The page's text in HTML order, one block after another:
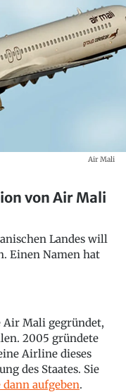
Air Mali
von Air Mali
Landes will
Einen Namen hat
Air Mali gegründet,
2005 gründete
Airline dieses
des Staates. Sie
dann aufgeben.